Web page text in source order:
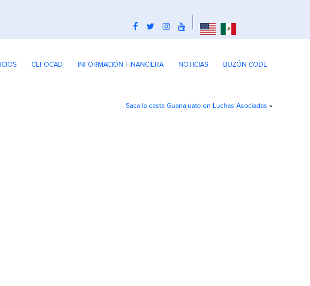
CEFOCAD INFORMACIÓN FINANCIERA NOTICIAS BUZÓN CODE
Saca la casta Guanajuato en Luchas Asociadas »